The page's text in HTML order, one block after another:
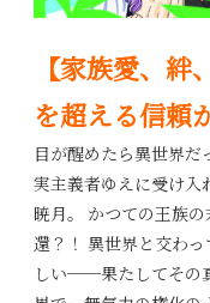
【家族愛、
を超える信頼
目が醒めたら異世界
実主義者ゆえに受け入
暁月。 かつての王族
還？！ 異世界と交わ
しい──果たしてその